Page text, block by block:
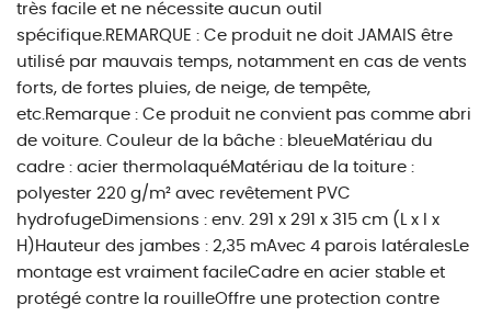
très facile et ne nécessite aucun outil
spécifique.REMARQUE : Ce produit ne doit JAMAIS être
utilisé par mauvais temps, notamment en cas de vents
forts, de fortes pluies, de neige, de tempête,
etc.Remarque : Ce produit ne convient pas comme abri
de voiture. Couleur de la bâche : bleueMatériau du
cadre : acier thermolaquéMatériau de la toiture :
polyester 220 g/m² avec revêtement PVC
hydrofugeDimensions : env. 291 x 291 x 315 cm (L x l x
H)Hauteur des jambes : 2,35 mAvec 4 parois latéralesLe
montage est vraiment facileCadre en acier stable et
protégé contre la rouilleOffre une protection contre